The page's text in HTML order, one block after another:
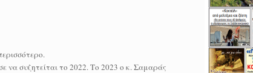
να συζητείται το 2022. Το 2023 ο κ. Σαμαράς